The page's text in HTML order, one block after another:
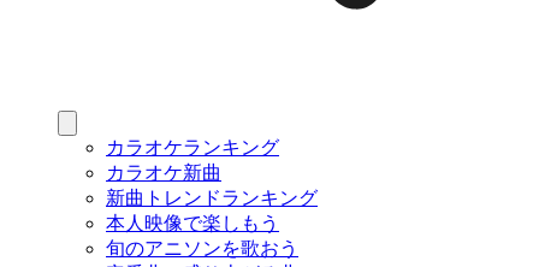
カラオケランキング
カラオケ新曲
新曲トレンドランキング
本人映像で楽しもう
旬のアニソンを歌おう